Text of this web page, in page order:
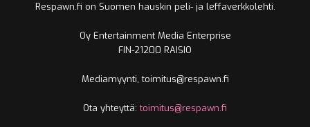
Respawn.fi on Suomen hauskin peli- ja leffaverkkolehti.
Oy Entertainment Media Enterprise
FIN-21200 RAISIO
Mediamyynti, toimitus@respawn.fi
Ota yhteyttä:toimitus@respawn.fi